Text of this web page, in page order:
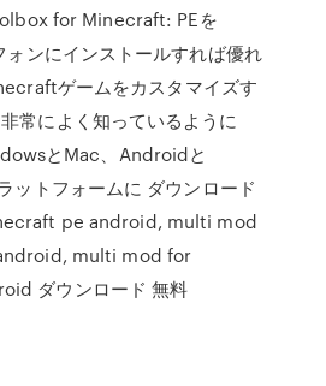
for Minecraft: PEを
ンにインストールすれば優れ
ゲームをカスタマイズす
常によく知っているように
とMac、Androidと
ットフォームに ダウンロード
pe android, multi mod
multi mod for
ダウンロード 無料